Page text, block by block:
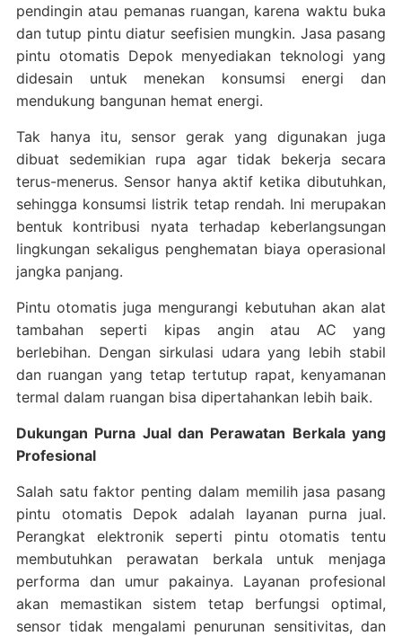
pendingin atau pemanas ruangan, karena waktu buka
dan tutup pintu diatur seefisien mungkin. Jasa pasang
pintu otomatis Depok menyediakan teknologi yang
didesain untuk menekan konsumsi energi dan
mendukung bangunan hemat energi.
Tak hanya itu, sensor gerak yang digunakan juga
dibuat sedemikian rupa agar tidak bekerja secara
terus-menerus. Sensor hanya aktif ketika dibutuhkan,
sehingga konsumsi listrik tetap rendah. Ini merupakan
bentuk kontribusi nyata terhadap keberlangsungan
lingkungan sekaligus penghematan biaya operasional
jangka panjang.
Pintu otomatis juga mengurangi kebutuhan akan alat
tambahan seperti kipas angin atau AC yang
berlebihan. Dengan sirkulasi udara yang lebih stabil
dan ruangan yang tetap tertutup rapat, kenyamanan
termal dalam ruangan bisa dipertahankan lebih baik.
Dukungan Purna Jual dan Perawatan Berkala yang
Profesional
Salah satu faktor penting dalam memilih jasa pasang
pintu otomatis Depok adalah layanan purna jual.
Perangkat elektronik seperti pintu otomatis tentu
membutuhkan perawatan berkala untuk menjaga
performa dan umur pakainya. Layanan profesional
akan memastikan sistem tetap berfungsi optimal,
sensor tidak mengalami penurunan sensitivitas, dan